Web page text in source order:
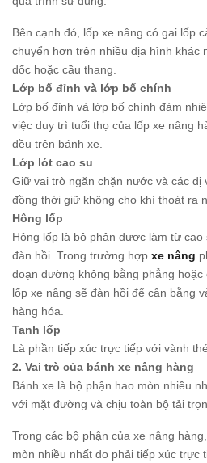
Bên cạnh đó, lốp xe nâng có gai lốp
chuyển hơn trên nhiều địa hình khác
dốc hoặc cầu thang.
Lớp bố đỉnh và lớp bố chính
Lớp bố đỉnh và lớp bố chính đảm
việc duy trì tuổi thọ của lốp xe nâng
đều trên bánh xe.
Lớp lót cao su
Giữ vai trò ngăn chặn nước và các dị
đồng thời giữ không cho khí thoát ra
Hông lốp
Hông lốp là bộ phận được làm từ cao
đàn hồi. Trong trường hợp xe nâng
đoạn đường không bằng phẳng
lốp xe nâng sẽ đàn hồi để cân bằng
hàng hóa.
Tanh lốp
Là phần tiếp xúc trực tiếp với vành
2. Vai trò của bánh xe nâng hàng
Bánh xe là bộ phận hao mòn nhiều
với mặt đường và chịu toàn bộ tải
Trong các bộ phận của xe nâng
mòn nhiều nhất do phải tiếp xúc trực